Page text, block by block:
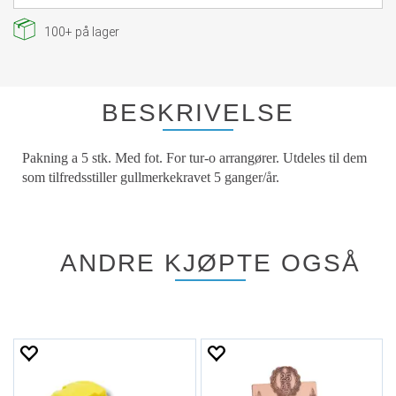
100+ på lager
BESKRIVELSE
Pakning a 5 stk. Med fot. For tur-o arrangører. Utdeles til dem
som tilfredsstiller gullmerkekravet 5 ganger/år.
ANDRE KJØPTE OGSÅ